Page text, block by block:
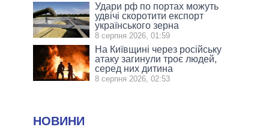
Удари рф по портах можуть
удвічі скоротити експорт
українського зерна
8 серпня 2026, 01:59
На Київщині через російську
атаку загинули троє людей,
серед них дитина
8 серпня 2026, 02:53
НОВИНИ